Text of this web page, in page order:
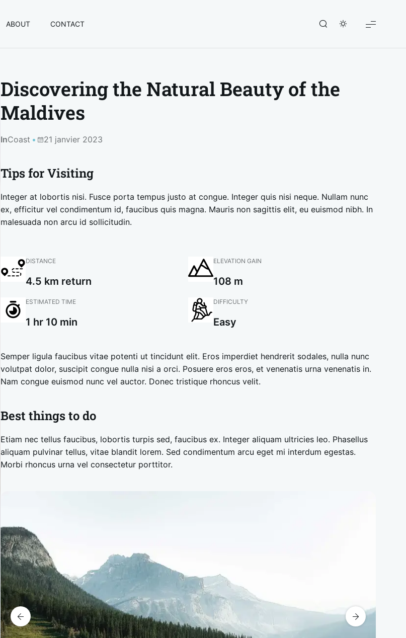
ABOUT CONTACT
Discovering the Natural Beauty of the
Maldives
InCoast 21 janvier 2023
Tips for Visiting
Integer at lobortis nisi. Fusce porta tempus justo at congue. Integer quis nisi neque. Nullam nunc
ex, efficitur vel condimentum id, faucibus quis magna. Mauris non sagittis elit, eu euismod nibh. In
malesuada non arcu id sollicitudin.
DISTANCE
4.5 km return
ESTIMATED TIME
1 hr 10 min
ELEVATION GAIN
108 m
DIFFICULTY
Easy
Semper ligula faucibus vitae potenti ut tincidunt elit. Eros imperdiet hendrerit sodales, nulla nunc
volutpat dolor, suscipit congue nulla nisi a orci. Posuere eros eros, et venenatis urna venenatis in.
Nam congue euismod nunc vel auctor. Donec tristique rhoncus velit.
Best things to do
Etiam nec tellus faucibus, lobortis turpis sed, faucibus ex. Integer aliquam ultricies leo. Phasellus
aliquam pulvinar tellus, vitae blandit lorem. Sed condimentum arcu eget mi interdum egestas.
Morbi rhoncus urna vel consectetur porttitor.